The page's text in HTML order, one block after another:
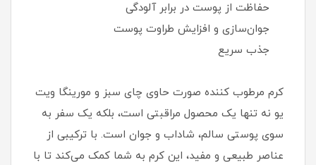
حفاظت از پوست در برابر آلودگی
جوان‌سازی و افزایش طراوت پوست
جذب سریع
کرم مرطوب کننده صورت حاوی چای سبز و مورینگا ویت
یو نه تنها یک محصول مراقبتی است، بلکه یک سفر به
سوی پوستی سالم، شاداب و جوان است. با ترکیبی از
عناصر طبیعی و مفید، این کرم به شما کمک می‌کند تا با